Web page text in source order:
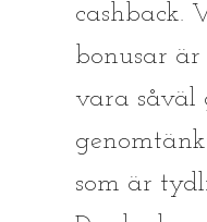
cashback.
bonusar är
vara såväl
som är